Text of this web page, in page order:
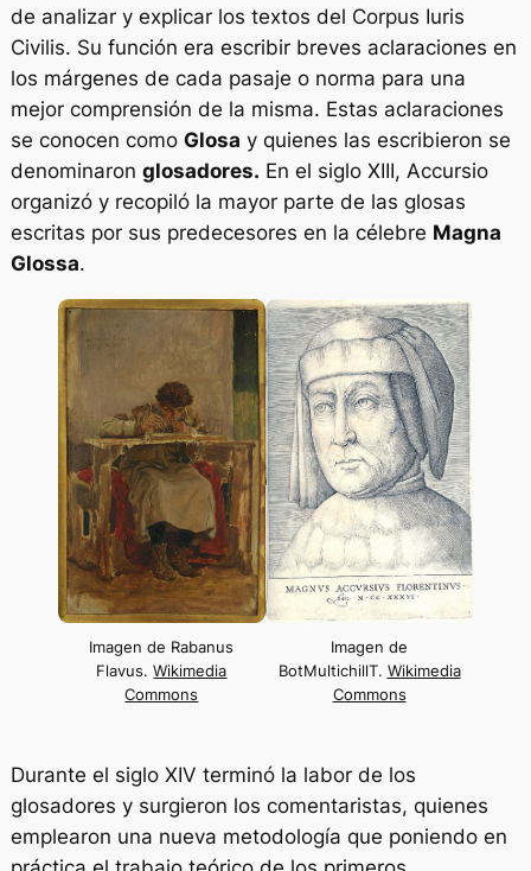
de analizar y explicar los textos del Corpus Iuris
Civilis. Su función era escribir breves aclaraciones en
los márgenes de cada pasaje o norma para una
mejor comprensión de la misma. Estas aclaraciones
se conocen como Glosa y quienes las escribieron se
denominaron glosadores. En el siglo XIII, Accursio
organizó y recopiló la mayor parte de las glosas
escritas por sus predecesores en la célebre Magna
Glossa.
Imagen de Rabanus
Flavus.Wikimedia
Commons
Imagen de
BotMultichillT. Wikimedia
Commons
Durante el siglo XIV terminó la labor de los
glosadores y surgieron los comentaristas, quienes
emplearon una nueva metodología que poniendo en